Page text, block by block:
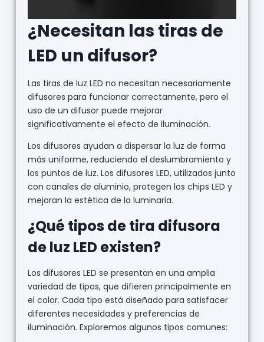
¿Necesitan las tiras de
LED un difusor?
Las tiras de luz LED no necesitan necesariamente
difusores para funcionar correctamente, pero el
uso de un difusor puede mejorar
significativamente el efecto de iluminación.
Los difusores ayudan a dispersar la luz de forma
más uniforme, reduciendo el deslumbramiento y
los puntos de luz. Los difusores LED, utilizados junto
con canales de aluminio, protegen los chips LED y
mejoran la estética de la luminaria.
¿Qué tipos de tira difusora
de luz LED existen?
Los difusores LED se presentan en una amplia
variedad de tipos, que difieren principalmente en
el color. Cada tipo está diseñado para satisfacer
diferentes necesidades y preferencias de
iluminación. Exploremos algunos tipos comunes: